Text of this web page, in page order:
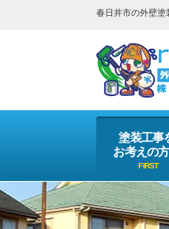
春日井市の外壁塗
塗装工事
お考えの